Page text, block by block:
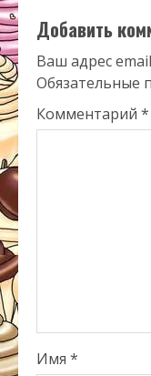
Добавить
Ваш адрес
Обязательные
Комментарий *
Имя *